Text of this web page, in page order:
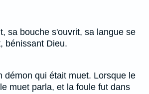
sa bouche s'ouvrit, sa langue se
bénissant Dieu.
démon qui était muet. Lorsque le
muet parla, et la foule fut dans